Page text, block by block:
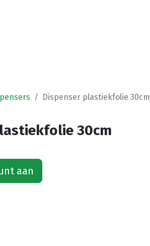
Dispenser plastiekfolie 30cm
30cm
aan